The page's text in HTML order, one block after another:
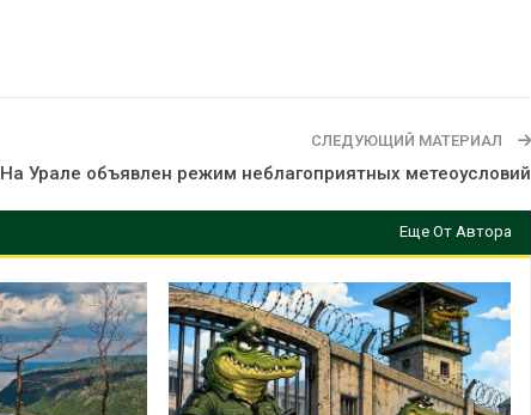
СЛЕДУЮЩИЙ МАТЕРИАЛ
На Урале объявлен режим неблагоприятных метеоусловий
Еще От Автора